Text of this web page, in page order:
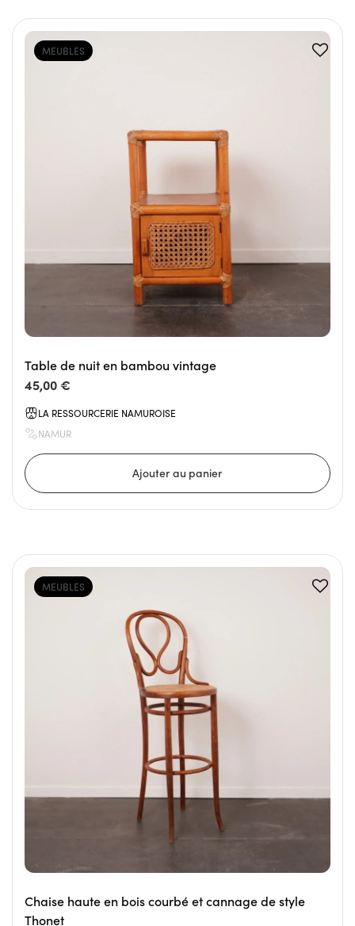
MEUBLES
Table de nuit en bambou vintage
45,00 €
LA RESSOURCERIE NAMUROISE
NAMUR
MEUBLES
Chaise haute en bois courbé et cannage de style
Thonet